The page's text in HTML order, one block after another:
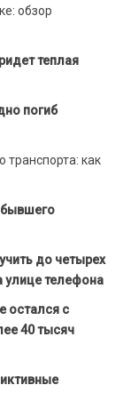
обзор
теплая
погиб
транспорта: как
до четырех
улице телефона
остался с
40 тысяч